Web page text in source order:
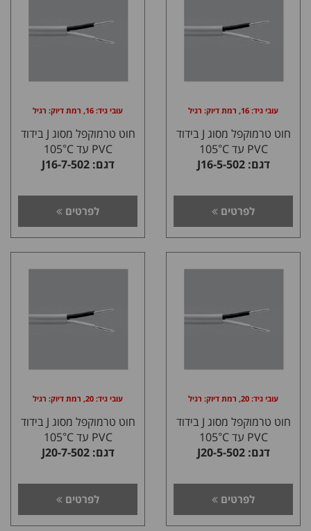
עובי גיד: 16, רמת דיוק: רגיל
חוט טרמוקפל מסוג J בידוד
PVC עד 105°C
דגם: J16-5-502
לפרטים
עובי גיד: 16, רמת דיוק: רגיל
חוט טרמוקפל מסוג J בידוד
PVC עד 105°C
דגם: J16-7-502
לפרטים
עובי גיד: 20, רמת דיוק: רגיל
חוט טרמוקפל מסוג J בידוד
PVC עד 105°C
דגם: J20-5-502
לפרטים
עובי גיד: 20, רמת דיוק: רגיל
חוט טרמוקפל מסוג J בידוד
PVC עד 105°C
דגם: J20-7-502
לפרטים